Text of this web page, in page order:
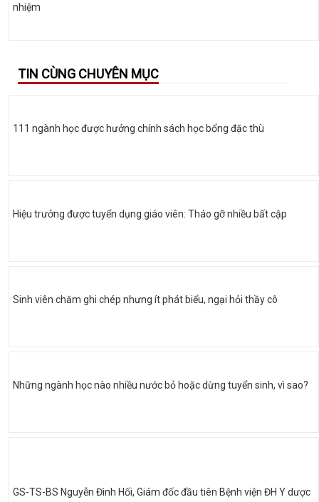
nhiệm
TIN CÙNG CHUYÊN MỤC
111 ngành học được hưởng chính sách học bổng đặc thù
Hiệu trưởng được tuyển dụng giáo viên: Tháo gỡ nhiều bất cập
Sinh viên chăm ghi chép nhưng ít phát biểu, ngại hỏi thầy cô
Những ngành học nào nhiều nước bỏ hoặc dừng tuyển sinh, vì sao?
GS-TS-BS Nguyễn Đình Hối, Giám đốc đầu tiên Bệnh viện ĐH Y dược